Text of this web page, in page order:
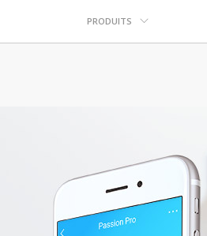
PRODUITS